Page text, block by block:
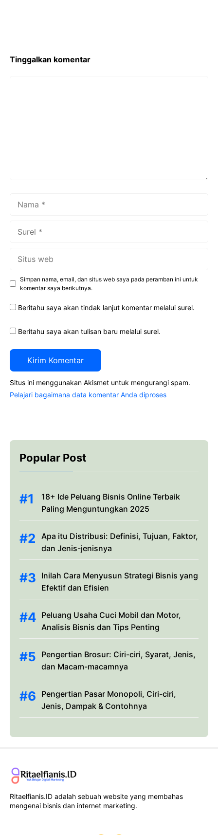
Tinggalkan komentar
Simpan nama, email, dan situs web saya pada peramban ini untuk
komentar saya berikutnya.
Beritahu saya akan tindak lanjut komentar melalui surel.
Beritahu saya akan tulisan baru melalui surel.
Situs ini menggunakan Akismet untuk mengurangi spam.
Pelajari bagaimana data komentar Anda diproses
Popular Post
18+ Ide Peluang Bisnis Online Terbaik
Paling Menguntungkan 2025
Apa itu Distribusi: Definisi, Tujuan, Faktor,
dan Jenis-jenisnya
Inilah Cara Menyusun Strategi Bisnis yang
Efektif dan Efisien
Peluang Usaha Cuci Mobil dan Motor,
Analisis Bisnis dan Tips Penting
Pengertian Brosur: Ciri-ciri, Syarat, Jenis,
dan Macam-macamnya
Pengertian Pasar Monopoli, Ciri-ciri,
Jenis, Dampak & Contohnya
Ritaelfianis.ID adalah sebuah website yang membahas
mengenai bisnis dan internet marketing.